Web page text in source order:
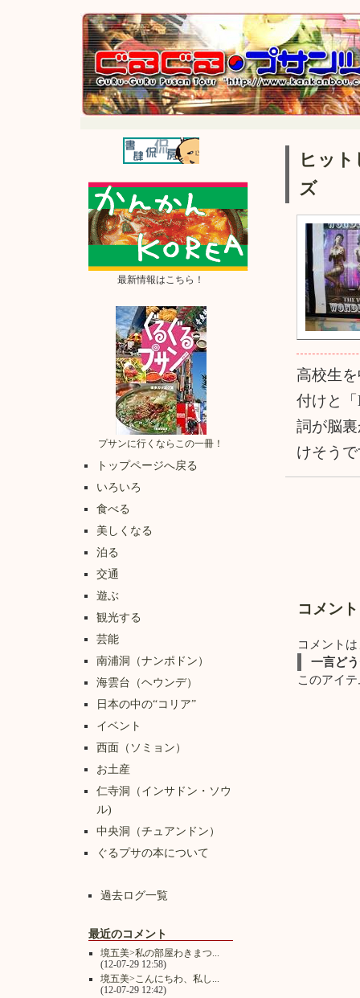
ヒッ
ズ
高校生
付けと
詞が脳
けそう
コメント
コメント
一言ど
このアイ
最新情報はこちら！
プサンに行くならこの一冊！
トップページへ戻る
いろいろ
食べる
美しくなる
泊る
交通
遊ぶ
観光する
芸能
南浦洞（ナンポドン）
海雲台（ヘウンデ）
日本の中の“コリア”
イベント
西面（ソミョン）
お土産
仁寺洞（インサドン・ソウ
ル)
中央洞（チュアンドン）
ぐるプサの本について
過去ログ一覧
最近のコメント
境五美>私の部屋わきまつ...
(12-07-29 12:58)
境五美>こんにちわ、私し...
(12-07-29 12:42)